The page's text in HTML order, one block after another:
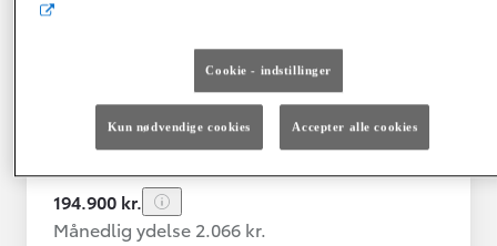
43.000 km
Hybrid Benzin
Geartype
Automatisk
gearkasse
Vis mere
194.900 kr.
Månedlig ydelse 2.066 kr.
Cookie - indstillinger
Kun nødvendige cookies Accepter alle cookies